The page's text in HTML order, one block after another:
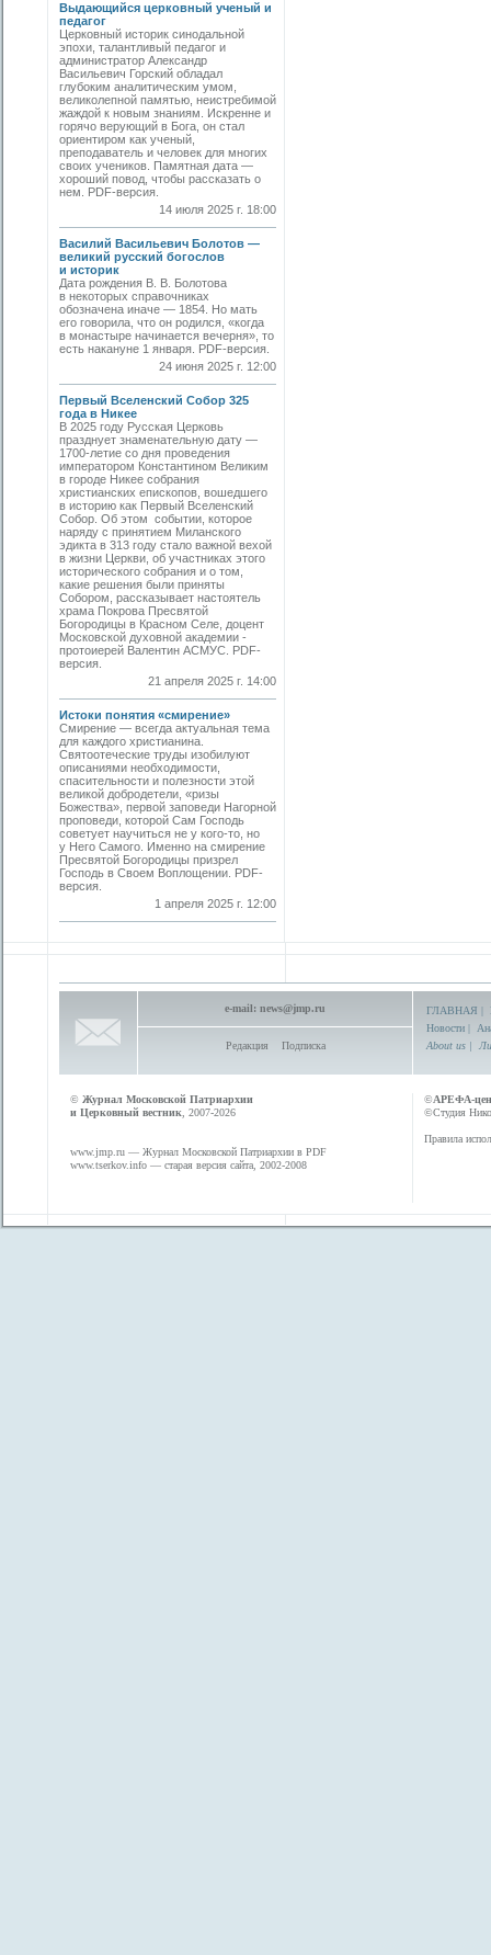
Выдающийся церковный ученый и
педагог
Церковный историк синодальной
эпохи, талантливый педагог и
администратор Александр
Васильевич Горский обладал
глубоким аналитическим умом,
великолепной памятью, неистребимой
жаждой к новым знаниям. Искренне и
горячо верующий в Бога, он стал
ориентиром как ученый,
преподаватель и человек для многих
своих учеников. Памятная дата —
хороший повод, чтобы рассказать о
нем. PDF-версия.
14 июля 2025 г. 18:00
Василий Васильевич Болотов —
великий русский богослов
и историк
Дата рождения В. В. Болотова
в некоторых справочниках
обозначена иначе — 1854. Но мать
его говорила, что он родился, «когда
в монастыре начинается вечерня», то
есть накануне 1 января. PDF-версия.
24 июня 2025 г. 12:00
Первый Вселенский Собор 325
года в Никее
В 2025 году Русская Церковь
празднует знаменательную дату —
1700-летие со дня проведения
императором Константином Великим
в городе Никее собрания
христианских епископов, вошедшего
в историю как Первый Вселенский
Собор. Об этом событии, которое
наряду с принятием Миланского
эдикта в 313 году стало важной вехой
в жизни Церкви, об участниках этого
исторического собрания и о том,
какие решения были приняты
Собором, рассказывает настоятель
храма Покрова Пресвятой
Богородицы в Красном Селе, доцент
Московской духовной академии ­
протоиерей Валентин АСМУС. PDF-
версия.
21 апреля 2025 г. 14:00
Истоки понятия «смирение»
Смирение — всегда актуальная тема
для каждого христианина.
Святоотеческие труды изобилуют
описаниями необходимости,
спасительности и полезности этой
великой добродетели, «ризы
Божества», первой заповеди Нагорной
проповеди, которой Сам Господь
советует научиться не у кого-то, но
у Него Самого. Именно на смирение
Пресвятой Богородицы призрел
Господь в Своем Воплощении. PDF-
версия.
1 апреля 2025 г. 12:00
e-mail: news@jmp.ru
Редакция Подписка
ГЛАВНАЯ |
Новости |
About us |
© Журнал Московской Патриархии
и Церковный вестник , 2007-2026
www.jmp.ru — Журнал Московской Патриархии в PDF
www.tserkov.info — старая версия сайта, 2002-2008
©АРЕФА-
©Студия
Правила